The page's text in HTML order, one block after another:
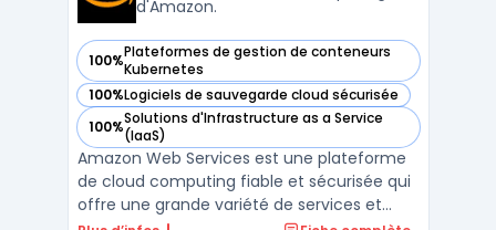
d'Amazon.
100%Plateformes de gestion de conteneurs
Kubernetes
— voir Amazon Web Services dans cette catégorie
100%Logiciels de sauvegarde cloud sécurisée
— voir Amazon Web Services dans cette catégorie
100%Solutions d'Infrastructure as a Service
(IaaS)
— voir Amazon Web Services dans cette catégorie
Amazon Web Services est une plateforme
de cloud computing fiable et sécurisée qui
offre une grande variété de services et